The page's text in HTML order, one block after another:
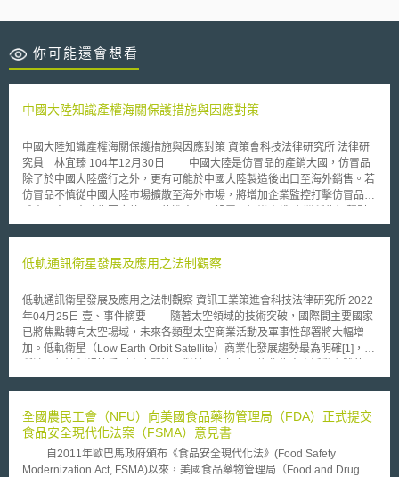
你可能還會想看
中國大陸知識產權海關保護措施與因應對策
中國大陸知識產權海關保護措施與因應對策 資策會科技法律研究所 法律研
究員 林宜臻 104年12月30日 中國大陸是仿冒品的產銷大國，仿冒品
除了於中國大陸盛行之外，更有可能於中國大陸製造後出口至海外銷售。若
仿冒品不慎從中國大陸市場擴散至海外市場，將增加企業監控打擊仿冒品的
產權，以下同)海關保護規範和配套措施。企業可透過海關保護的行政力
仿冒品案件的損害達到一定金額時，海關會主動將案件移送刑事公安部門，
而從製假源頭開始打擊仿冒品。建議企業可妥善利用知識產權海關保護措
施，以達成降低仿冒品擴散海外的風險。 壹、事件摘要 企業啟動知識
產權海關保護措施有兩種方式，其一為事先將欲受保護之知識產權於「知識
產權海關保護系統」中備案，其二為由企業自行監控仿冒品進出口情形，針
對個案提出扣留申請。 第一種方式，權利人將知識產權在海關備案系
出口貨物。當海關發現有疑似侵權的產品欲通關時，會主動將貨物扣留並通
確有侵權疑慮，再向海關申請扣留該批貨物。扣留後海關即會調查貨物是否
構成侵權，若發現案件侵害情節重大，即會將案件移送公安部門進行刑事立
可於發現仿冒貨品進出口的資訊後，個案向海關提出扣留申請[1]。權利人申
低軌通訊衛星發展及應用之法制觀察
低軌通訊衛星發展及應用之法制觀察 資訊工業策進會科技法律研究所 2022
年04月25日 壹、事件摘要 隨著太空領域的技術突破，國際間主要國家
已將焦點轉向太空場域，未來各類型太空商業活動及軍事性部署將大幅增
加。低軌衛星（Low Earth Orbit Satellite）商業化發展趨勢最為明確[1]，其
家責任，尤其是太空物體發射活動之風險控管、損害賠償責任問題，以及善
業者如SpaceX、OneWeb正積極於全球部署，則通訊傳播監管規範宜如何
調適，亦為觀察重點。 本文以低軌通訊衛星發展及應用為核心，爬梳
相關法制，面向涵蓋從火箭發射階段至衛星營運階段，說明其間涉及的活動
規範之法制發展重點，以及供應鏈安全管理的議題，以供我國法規調適之參
全國農民工會（NFU）向美國食品藥物管理局（FDA）正式提交
食品安全現代化法案（FSMA）意見書
自2011年歐巴馬政府頒布《食品安全現代化法》(Food Safety
Modernization Act, FSMA)以來，美國食品藥物管理局（Food and Drug